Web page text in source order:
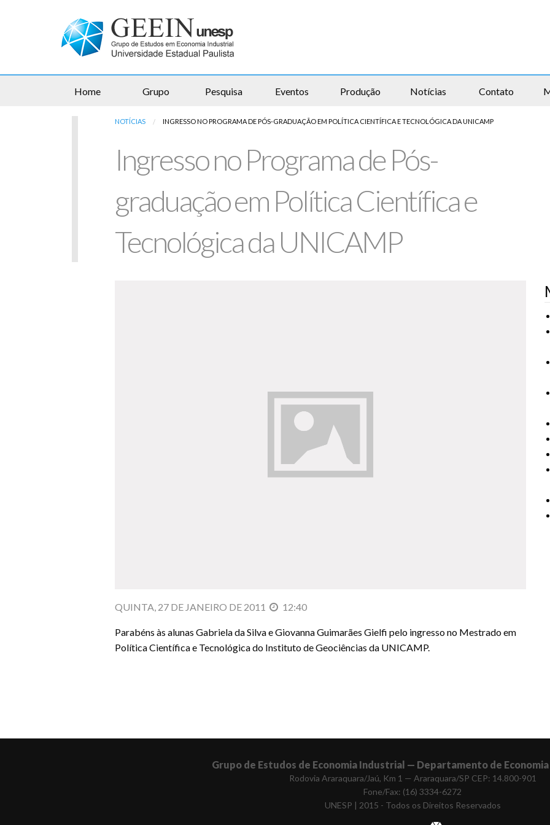
Home Grupo Pesquisa Eventos Produção Notícias Contato
NOTÍCIAS ATUAL:
INGRESSO NO PROGRAMA DE PÓS-GRADUAÇÃO EM POLÍTICA CIENTÍFICA E TECNOLÓGICA DA UNICAMP
Ingresso no Programa de Pós-
graduação em Política Científica e
Tecnológica da UNICAMP
QUINTA, 27 DE JANEIRO DE 2011 12:40
Parabéns às alunas Gabriela da Silva e Giovanna Guimarães Gielfi pelo ingresso no Mestrado em
Política Científica e Tecnológica do Instituto de Geociências da UNICAMP.
Grupo de Estudos de Economia Industrial — Departamento de
Rodovia Araraquara/Jaú, Km 1 — Araraquara/SP CEP: 14.800-901
Fone/Fax: (16) 3334-6272
UNESP | 2015 - Todos os Direitos Reservados